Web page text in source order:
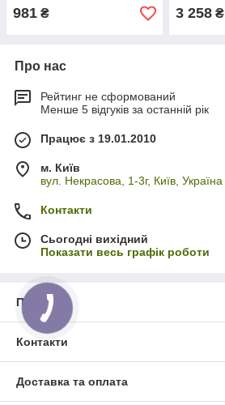
981 ₴ 3 258₴
Про нас
Рейтинг не сформований
Менше 5 відгуків за останній рік
Працює з 19.01.2010
м. Київ
вул. Некрасова, 1-3г, Київ, Україна
Контакти
Сьогодні вихідний
Показати весь графік роботи
Про нас
Контакти
Доставка та оплата